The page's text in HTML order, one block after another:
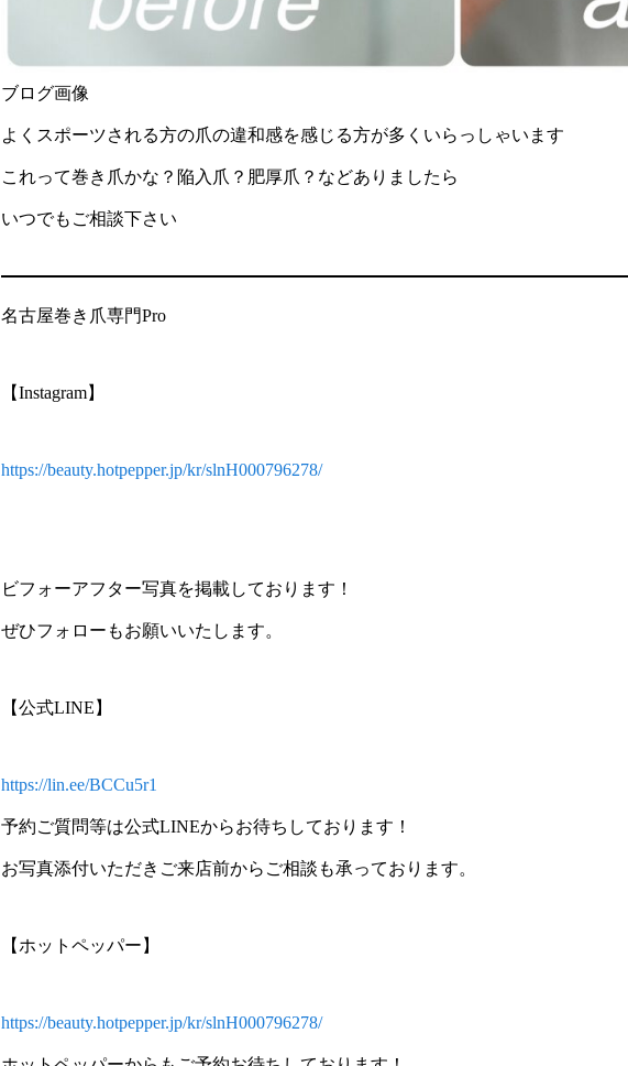
ブログ画像
よくスポーツされる方の爪の違和感を感じる方が多くいらっしゃいます
これって巻き爪かな？陥入爪？肥厚爪？などありましたら
いつでもご相談下さい
名古屋巻き爪専門Pro
【Instagram】
https://beauty.hotpepper.jp/kr/slnH000796278/
ビフォーアフター写真を掲載しております！
ぜひフォローもお願いいたします。
【公式LINE】
https://lin.ee/BCCu5r1
予約ご質問等は公式LINEからお待ちしております！
お写真添付いただきご来店前からご相談も承っております。
【ホットペッパー】
https://beauty.hotpepper.jp/kr/slnH000796278/